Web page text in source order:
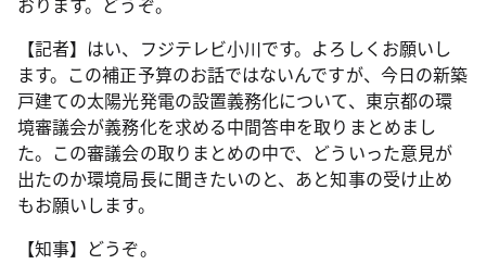
【記者】はい、フジテレビ小川です。よろしくお願いし
ます。この補正予算のお話ではないんですが、今日の新築
戸建ての太陽光発電の設置義務化について、東京都の環
境審議会が義務化を求める中間答申を取りまとめまし
た。この審議会の取りまとめの中で、どういった意見が
出たのか環境局長に聞きたいのと、あと知事の受け止め
もお願いします。
【知事】どうぞ。